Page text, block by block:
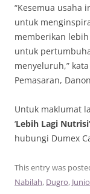
“Kesemua usaha
untuk
memberikan
untuk
menyeluruh,”
Pemasaran,
Untuk maklumat
‘Lebih Lagi Nutrisi’
hubungi Dumex
This entry was
Nabilah, Dugro,